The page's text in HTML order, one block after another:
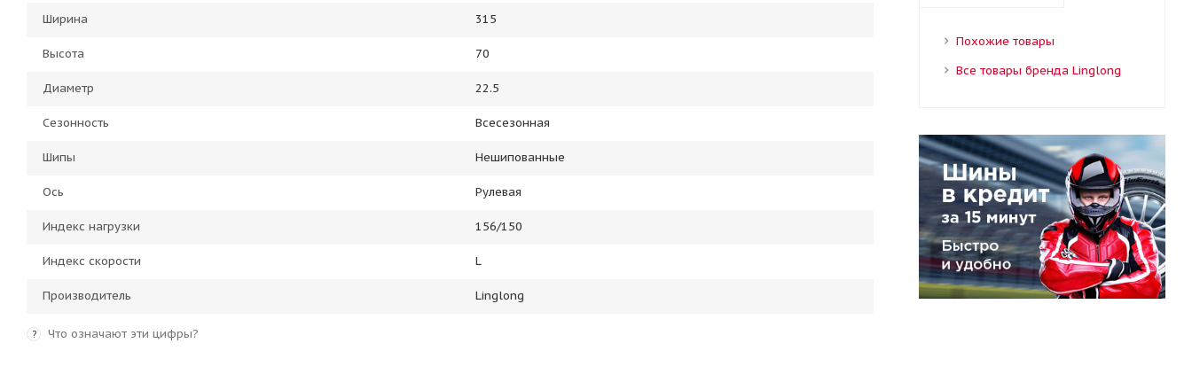
Ширина 315
Высота 70
Диаметр 22.5
Сезонность Всесезонная
Шипы Нешипованные
Ось Рулевая
Индекс нагрузки 156/150
Индекс скорости L
Производитель Linglong
? Что означают эти цифры?
Похожие товары
Все товары бренда Linglong